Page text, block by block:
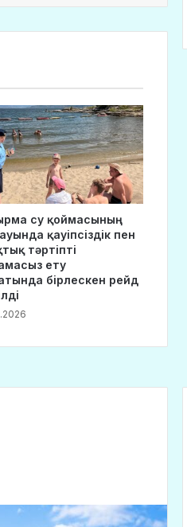
су қоймасының
қауіпсіздік пен
тәртіпті
ету
бірлескен рейд